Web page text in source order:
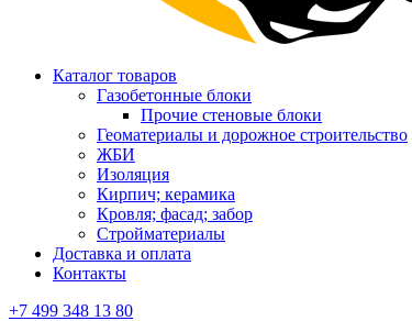
Каталог товаров
Газобетонные блоки
Прочие стеновые блоки
Геоматериалы и дорожное строительство
ЖБИ
Изоляция
Кирпич; керамика
Кровля; фасад; забор
Стройматериалы
Доставка и оплата
Контакты
+7 499 348 13 80